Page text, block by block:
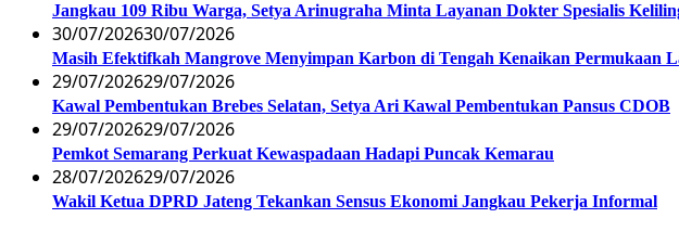
Jangkau 109 Ribu Warga, Setya Arinugraha Minta Layanan Dokter Spesialis
30/07/202630/07/2026
Masih Efektifkah Mangrove Menyimpan Karbon di Tengah Kenaikan Permukaan
29/07/202629/07/2026
Kawal Pembentukan Brebes Selatan, Setya Ari Kawal Pembentukan Pansus CDOB
29/07/202629/07/2026
Pemkot Semarang Perkuat Kewaspadaan Hadapi Puncak Kemarau
28/07/202629/07/2026
Wakil Ketua DPRD Jateng Tekankan Sensus Ekonomi Jangkau Pekerja Informal